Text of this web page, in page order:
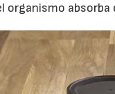
organismo absorba